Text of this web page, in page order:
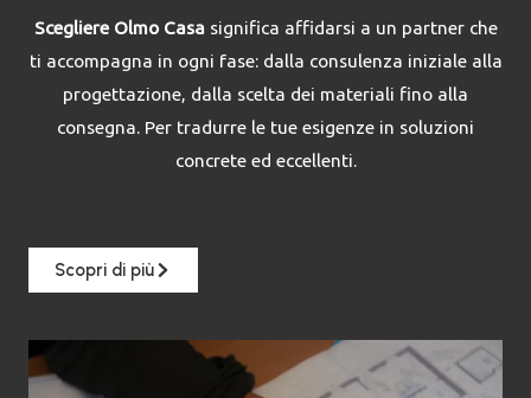
Scegliere Olmo Casasignifica affidarsi a un partner che
ti accompagna in ogni fase: dalla consulenza iniziale alla
progettazione, dalla scelta dei materiali fino alla
consegna. Per tradurre le tue esigenze in soluzioni
concrete ed eccellenti.
Scopri di più